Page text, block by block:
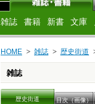
雑誌 書籍 新書 文庫
HOME 雑誌 歴史街道
雑誌
歴史街道 目次（画像）